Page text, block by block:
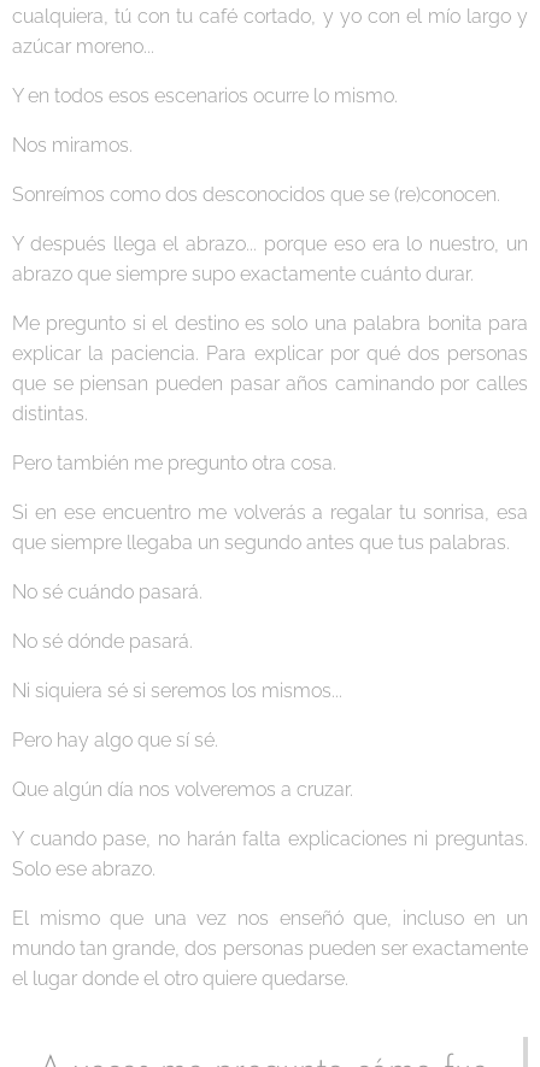
cualquiera, tú con tu café cortado, y yo con el mío largo y
azúcar moreno...
Y en todos esos escenarios ocurre lo mismo.
Nos miramos.
Sonreímos como dos desconocidos que se (re)conocen.
Y después llega el abrazo... porque eso era lo nuestro, un
abrazo que siempre supo exactamente cuánto durar.
Me pregunto si el destino es solo una palabra bonita para
explicar la paciencia. Para explicar por qué dos personas
que se piensan pueden pasar años caminando por calles
distintas.
Pero también me pregunto otra cosa.
Si en ese encuentro me volverás a regalar tu sonrisa, esa
que siempre llegaba un segundo antes que tus palabras.
No sé cuándo pasará.
No sé dónde pasará.
Ni siquiera sé si seremos los mismos...
Pero hay algo que sí sé.
Que algún día nos volveremos a cruzar.
Y cuando pase, no harán falta explicaciones ni preguntas.
Solo ese abrazo.
El mismo que una vez nos enseñó que, incluso en un
mundo tan grande, dos personas pueden ser exactamente
el lugar donde el otro quiere quedarse.